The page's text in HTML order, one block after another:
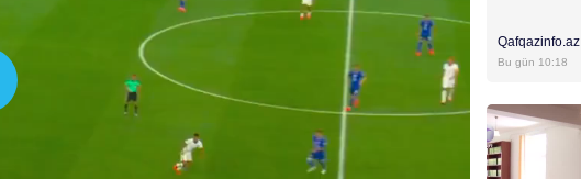
Qafqazinfo.az
Bu gün 10:18